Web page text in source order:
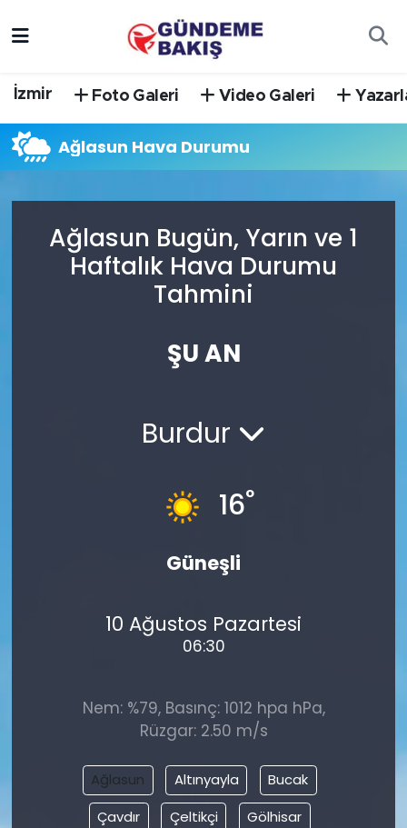
İzmir Foto Galeri Video Galeri
Ağlasun Hava Durumu
Ağlasun Bugün, Yarın ve 1
Haftalık Hava Durumu
Tahmini
ŞU AN
Burdur
16°
Güneşli
10 Ağustos Pazartesi
06:30
Nem: %79, Basınç: 1012 hpa hPa,
Rüzgar: 2.50 m/s
Ağlasun Altınyayla
Bucak
Çavdır
Çeltikçi
Gölhisar
DÜNYA
EGE
EĞİTİM
KÜLTÜR SANAT
Siyaset
TEKNOLOJİ
Yaşam
YEREL POLİTİKA
Trafik Durumu
Süper Lig Puan Durumu ve Fikstür
Tüm Manşetler
Son Dakika Haberleri